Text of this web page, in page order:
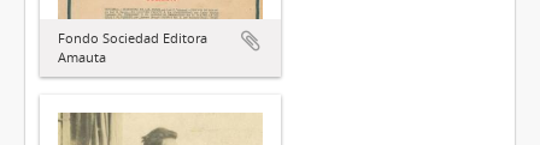
Fondo Sociedad Editora
Amauta